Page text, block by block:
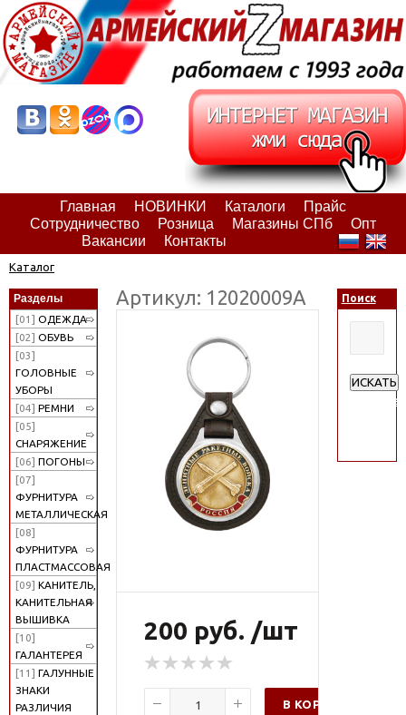
Главная НОВИНКИ Каталоги
Прайс
Сотрудничество
Розница Магазины СПб
Опт
Вакансии
Контакты
Каталог
Разделы
[01] ОДЕЖДА
[02] ОБУВЬ
[03]
ГОЛОВНЫЕ
УБОРЫ
[04] РЕМНИ
[05]
СНАРЯЖЕНИЕ
[06] ПОГОНЫ
[07]
ФУРНИТУРА
МЕТАЛЛИЧЕСКАЯ
[08]
ФУРНИТУРА
ПЛАСТМАССОВАЯ
[09] КАНИТЕЛЬ,
КАНИТЕЛЬНАЯ
ВЫШИВКА
[10]
ГАЛАНТЕРЕЯ
[11] ГАЛУННЫЕ
ЗНАКИ
РАЗЛИЧИЯ
Артикул: 12020009А
200 руб. /шт
В КОРЗИНУ
Поиск
ИСКАТЬ